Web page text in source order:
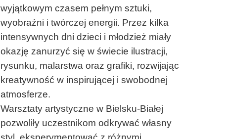
wyjątkowym czasem pełnym sztuki,
wyobraźni i twórczej energii. Przez kilka
intensywnych dni dzieci i młodzież miały
okazję zanurzyć się w świecie ilustracji,
rysunku, malarstwa oraz grafiki, rozwijając
kreatywność w inspirującej i swobodnej
atmosferze.
Warsztaty artystyczne w Bielsku-Białej
pozwoliły uczestnikom odkrywać własny